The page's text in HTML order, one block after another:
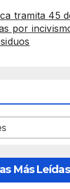
tramita 45
por
Más Leídas